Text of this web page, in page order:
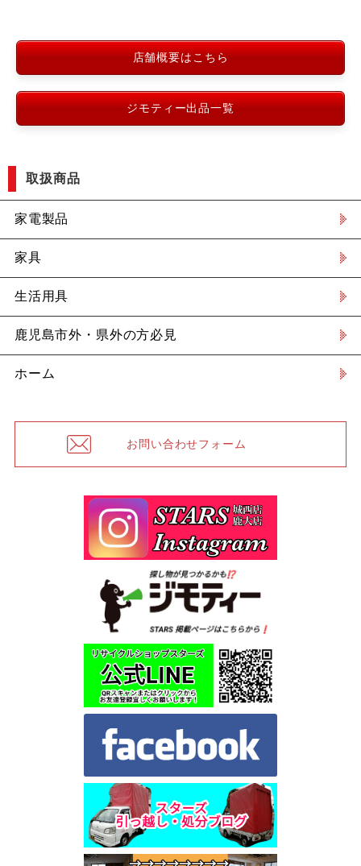
店舗概要はこちら
ジモティー出品一覧
取扱商品
家電製品
家具
生活用具
鹿児島市外・県外の方必見
ホーム
お問い合わせフォーム